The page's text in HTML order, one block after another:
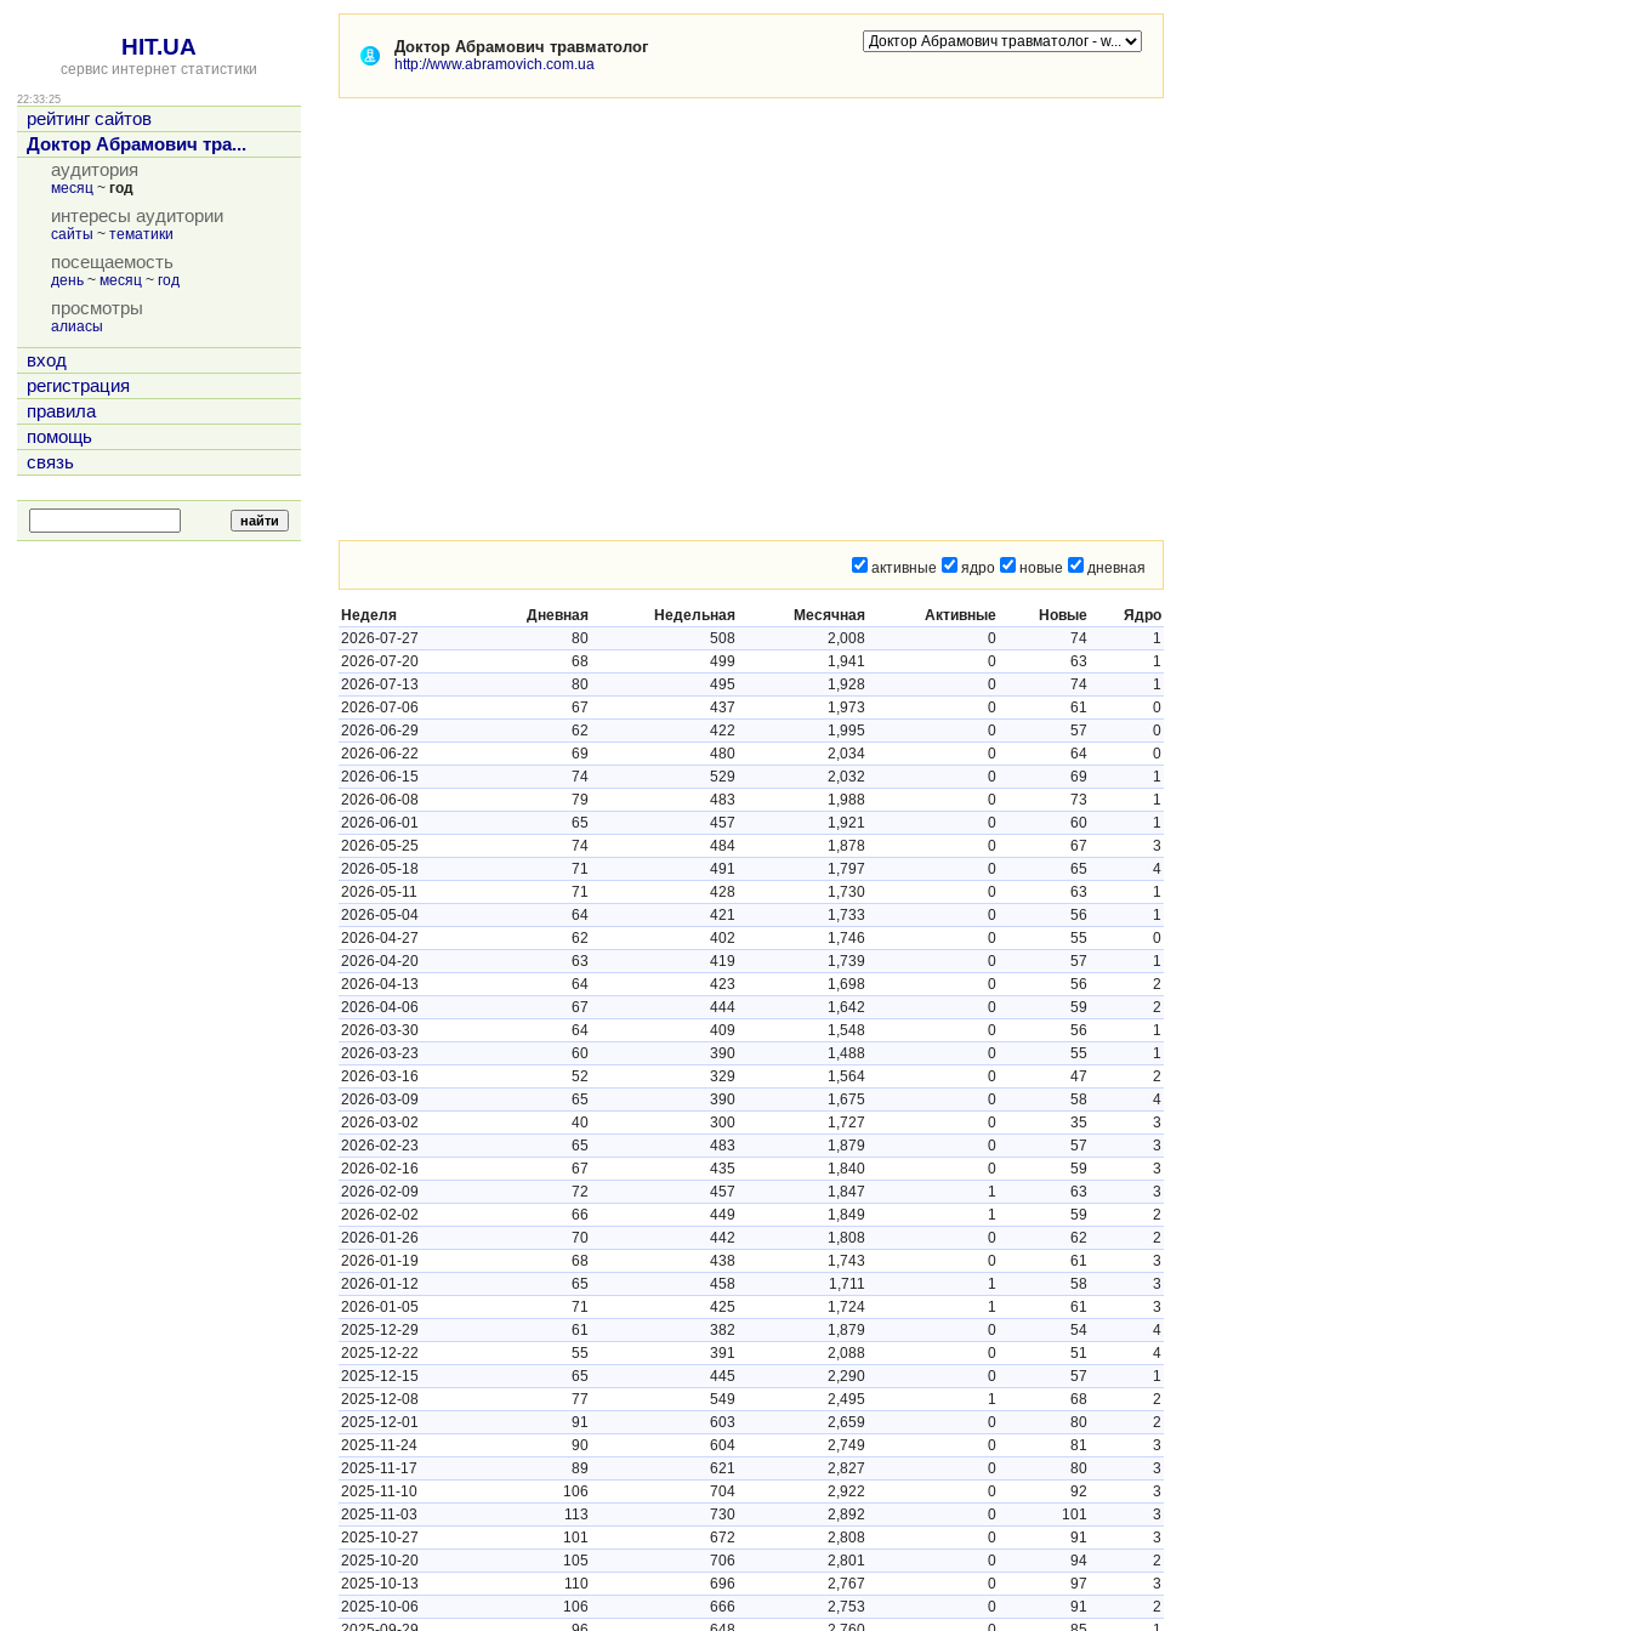
HIT.UA
сервис интернет статистики
22:33:25
рейтинг сайтов
Доктор Абрамович тра...
аудитория
месяц ~ год
интересы аудитории
сайты ~ тематики
посещаемость
день ~ месяц ~ год
просмотры
алиасы
вход
регистрация
правила
помощь
связь
Доктор Абрамович травматолог
http://www.abramovich.com.ua
активные ядро новые дневная
Неделя Дневная Недельная Месячная Активные Новые
Ядро
2026-07-27
80 508 2,008 0 74
1
2026-07-20
68 499 1,941 0 63
1
2026-07-13
80 495 1,928 0 74
1
2026-07-06
67 437 1,973 0 61
0
2026-06-29
62 422 1,995 0 57
0
2026-06-22
69 480 2,034 0 64
0
2026-06-15
74 529 2,032 0 69
1
2026-06-08
79 483 1,988 0 73
1
2026-06-01
65 457 1,921 0 60
1
2026-05-25
74 484 1,878 0 67
3
2026-05-18
71 491 1,797 0 65
4
2026-05-11
71 428 1,730 0 63
1
2026-05-04
64 421 1,733 0 56
1
2026-04-27
62 402 1,746 0 55
0
2026-04-20
63 419 1,739 0 57
1
2026-04-13
64 423 1,698 0 56
2
2026-04-06
67 444 1,642 0 59
2
2026-03-30
64 409 1,548 0 56
1
2026-03-23
60 390 1,488 0 55
1
2026-03-16
52 329 1,564 0 47
2
2026-03-09
65 390 1,675 0 58
4
2026-03-02
40 300 1,727 0 35
3
2026-02-23
65 483 1,879 0 57
3
2026-02-16
67 435 1,840 0 59
3
2026-02-09
72 457 1,847 1 63
3
2026-02-02
66 449 1,849 1 59
2
2026-01-26
70 442 1,808 0 62
2
2026-01-19
68 438 1,743 0 61
3
2026-01-12
65 458 1,711 1 58
3
2026-01-05
71 425 1,724 1 61
3
2025-12-29
61 382 1,879 0 54
4
2025-12-22
55 391 2,088 0 51
4
2025-12-15
65 445 2,290 0 57
1
2025-12-08
77 549 2,495 1 68
2
2025-12-01
91 603 2,659 0 80
2
2025-11-24
90 604 2,749 0 81
3
2025-11-17
89 621 2,827 0 80
3
2025-11-10
106 704 2,922 0 92
3
2025-11-03
113 730 2,892 0 101
3
2025-10-27
101 672 2,808 0 91
3
2025-10-20
105 706 2,801 0 94
2
2025-10-13
110 696 2,767 0 97
3
2025-10-06
106 666 2,753 0 91
2